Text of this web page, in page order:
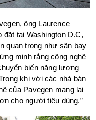
ông Laurence
đặt tại Washington D.C,
quan trọng như sân bay
minh rằng công nghệ
biến năng lượng
khi với các nhà bán
của Pavegen mang lại
cho người tiêu dùng.”